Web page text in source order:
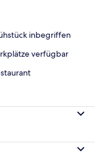
inbegriffen
verfügbar